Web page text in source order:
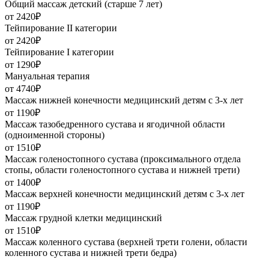
Общий массаж детский (старше 7 лет)
от 2420₽
Тейпирование II категории
от 2420₽
Тейпирование I категории
от 1290₽
Мануальная терапия
от 4740₽
Массаж нижней конечности медицинский детям с 3-х лет
от 1190₽
Массаж тазобедренного сустава и ягодичной области
(одноименной стороны)
от 1510₽
Массаж голеностопного сустава (проксимального отдела
стопы, области голеностопного сустава и нижней трети)
от 1400₽
Массаж верхней конечности медицинский детям с 3-х лет
от 1190₽
Массаж грудной клетки медицинский
от 1510₽
Массаж коленного сустава (верхней трети голени, области
коленного сустава и нижней трети бедра)